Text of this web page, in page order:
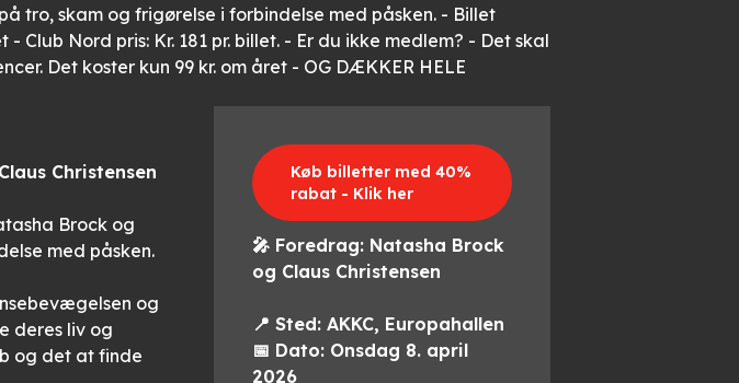
tro, skam og frigørelse i forbindelse med påsken. - Billet
- Club Nord pris: Kr. 181 pr. billet. - Er du ikke medlem? - Det skal
Det koster kun 99 kr. om året - OG DÆKKER HELE
Christensen
Brock og
med påsken.
og
deres liv og
og det at finde
Køb billetter med 40%
rabat - Klik her
🎤 Foredrag: Natasha Brock
og Claus Christensen
📍Sted: AKKC, Europahallen
📅 Dato: Onsdag 8. april
2026